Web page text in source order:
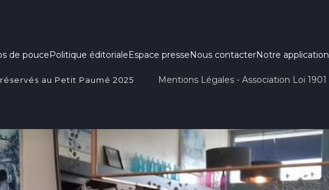
de poucePolitique éditorialeEspace presseNous contacterNotre application
au Petit Paumé 2025 Mentions Légales - Association Loi 1901